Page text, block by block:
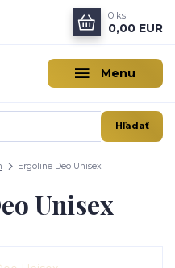
Menu
Hľadať
0 ks
0,00 EUR
Ergoline Deo Unisex
Unisex